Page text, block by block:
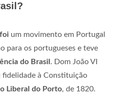
um movimento em Portugal
para os portugueses e teve
do Brasil . Dom João VI
à Constituição
Liberal do Porto, de 1820.